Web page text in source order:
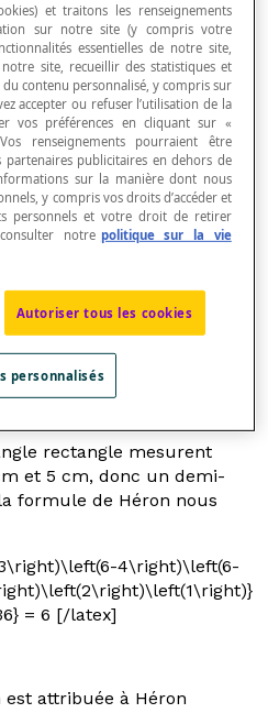
des côtés d'un triangle et
l'aire d'un triangle à
trois côtés.
mesurent
appelleple demi-
de Héron permet
latex]
rectangle mesurent
et 5 cm, donc un demi-
formule de Héron nous
4\right)\left(6-
= 6 [/latex]
attribuée à Héron
et traitons les renseignements
sur notre site (y compris votre
essentielles de notre site,
site, recueillir des statistiques et
contenu personnalisé, y compris sur
accepter ou refuser l’utilisation de la
vos préférences en cliquant sur «
renseignements pourraient être
partenaires publicitaires en dehors de
sur la manière dont nous
y compris vos droits d’accéder et
personnels et votre droit de retirer
notre politique sur la vie
Autoriser tous les cookies
personnalisés